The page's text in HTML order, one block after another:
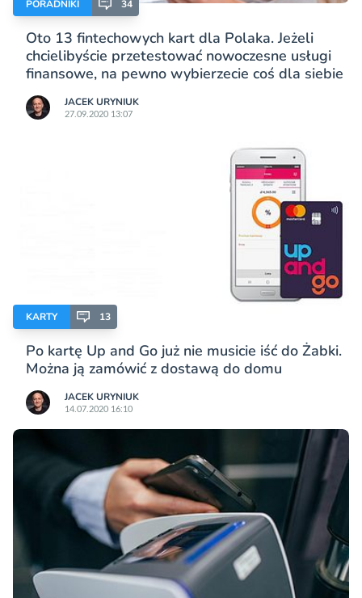
PORADNIKI 34
Oto 13 fintechowych kart dla Polaka. Jeżeli
chcielibyście przetestować nowoczesne usługi
finansowe, na pewno wybierzecie coś dla siebie
JACEK URYNIUK
27.09.2020 13:07
KARTY 13
Po kartę Up and Go już nie musicie iść do Żabki.
Można ją zamówić z dostawą do domu
JACEK URYNIUK
14.07.2020 16:10